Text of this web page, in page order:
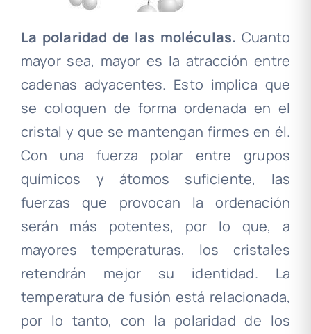
La polaridad de las moléculas.Cuanto
mayor sea, mayor es la atracción entre
cadenas adyacentes. Esto implica que
se coloquen de forma ordenada en el
cristal y que se mantengan firmes en él.
Con una fuerza polar entre grupos
químicos y átomos suficiente, las
fuerzas que provocan la ordenación
serán más potentes, por lo que, a
mayores temperaturas, los cristales
retendrán mejor su identidad. La
temperatura de fusión está relacionada,
por lo tanto, con la polaridad de los